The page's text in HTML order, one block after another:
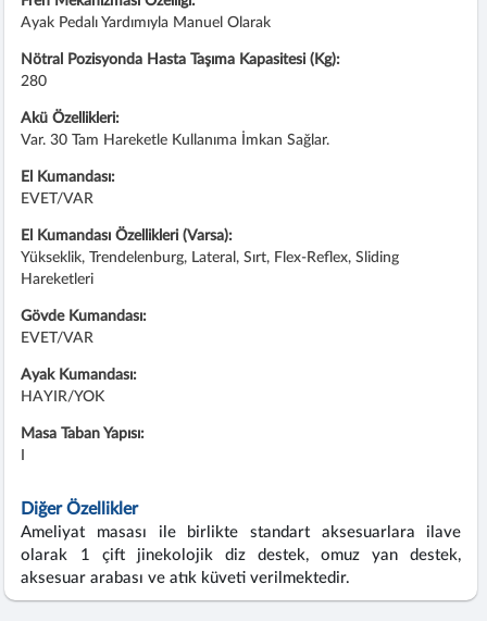
Ayak Pedalı Yardımıyla Manuel Olarak
Nötral Pozisyonda Hasta Taşıma Kapasitesi (Kg):
280
Akü Özellikleri:
Var. 30 Tam Hareketle Kullanıma İmkan Sağlar.
El Kumandası:
EVET/VAR
El Kumandası Özellikleri (Varsa):
Yükseklik, Trendelenburg, Lateral, Sırt, Flex-Reflex, Sliding
Hareketleri
Gövde Kumandası:
EVET/VAR
Ayak Kumandası:
HAYIR/YOK
Masa Taban Yapısı:
Diğer Özellikler
Ameliyat masası ile birlikte standart aksesuarlara ilave
olarak 1 çift jinekolojik diz destek, omuz yan destek,
aksesuar arabası ve atık küveti verilmektedir.